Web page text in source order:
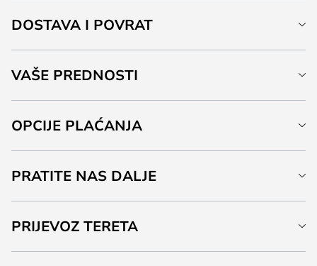
DOSTAVA I POVRAT
VAŠE PREDNOSTI
OPCIJE PLAĆANJA
PRATITE NAS DALJE
PRIJEVOZ TERETA